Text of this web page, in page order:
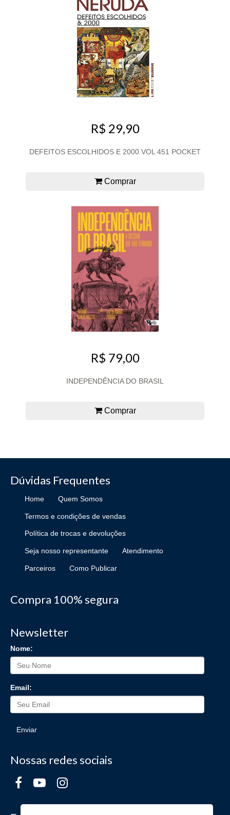
R$ 29,90
DEFEITOS ESCOLHIDOS E 2000 VOL 451 POCKET
Comprar
R$ 79,00
INDEPENDÊNCIA DO BRASIL
Comprar
Dúvidas Frequentes
Home Quem Somos
Termos e condições de vendas
Política de trocas e devoluções
Seja nosso representante Atendimento
Parceiros Como Publicar
Compra 100% segura
Newsletter
Nome:
Email:
Enviar
Nossas redes sociais